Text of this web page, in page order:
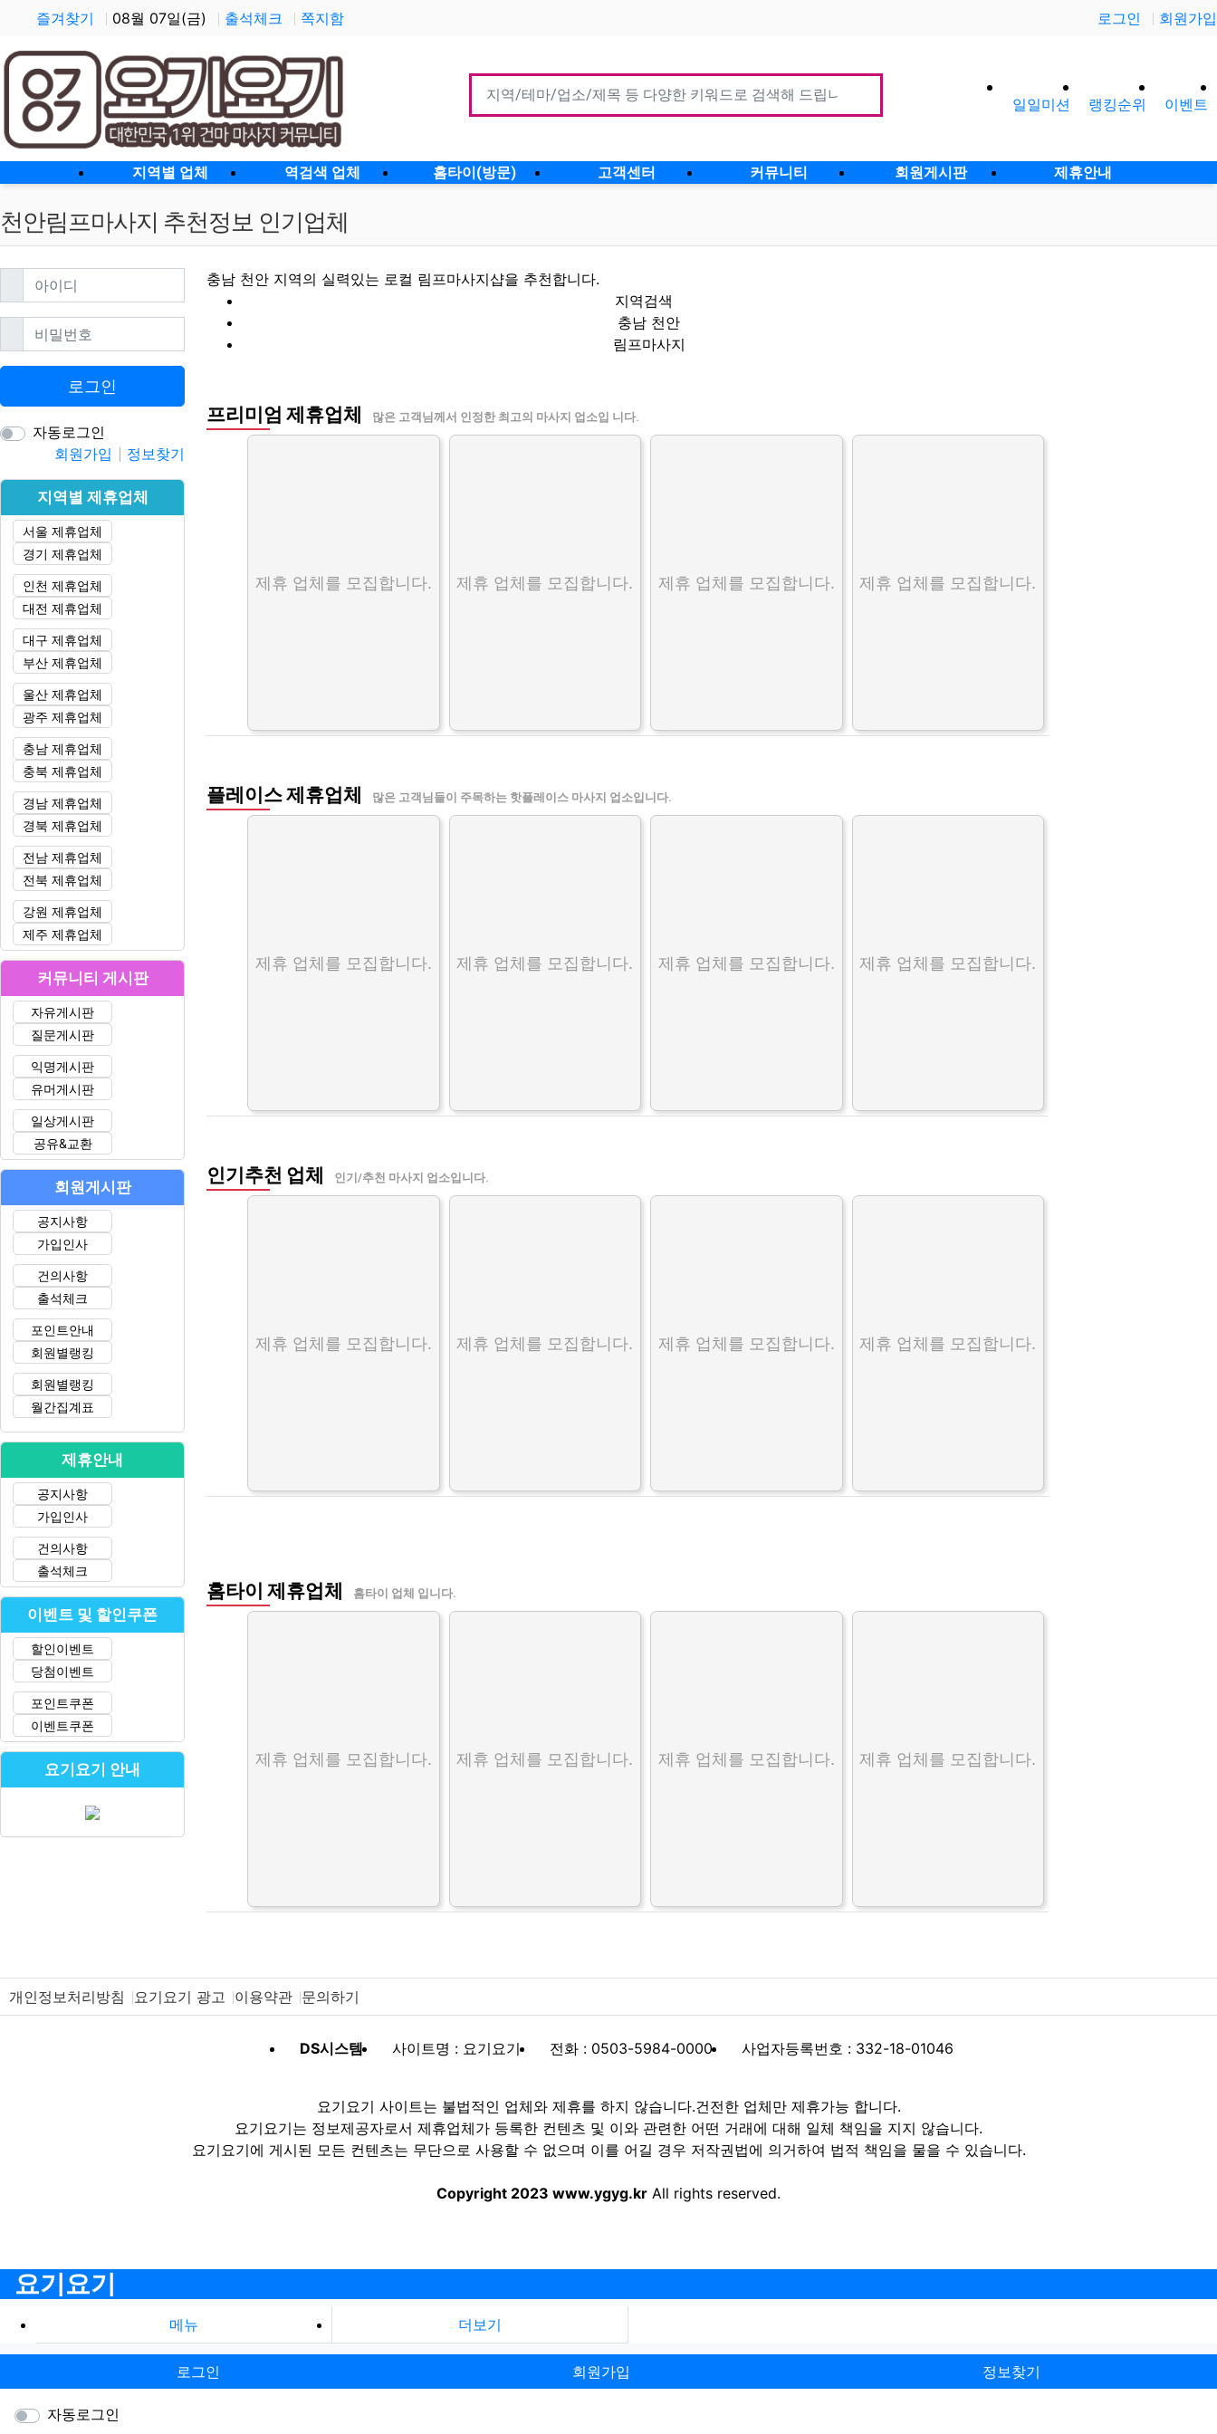
즐겨찾기 08월 07일(금) 출석체크 쪽지함 로그인 회원가입
일일미션 랭킹순위 이벤트
지역별 업체 역검색 업체 홈타이(방문) 고객센터 커뮤니티 회원게시판 제휴안내
천안림프마사지 추천정보 인기업체
충남 천안 지역의 실력있는 로컬 림프마사지샵을 추천합니다.
지역검색
충남 천안
림프마사지
프리미엄 제휴업체 많은 고객님께서 인정한 최고의 마사지 업소입 니다.
제휴 업체를 모집합니다. 제휴 업체를 모집합니다. 제휴 업체를 모집합니다. 제휴 업체를 모집합니다.
플레이스 제휴업체 많은 고객님들이 주목하는 핫플레이스 마사지 업소입니다.
제휴 업체를 모집합니다. 제휴 업체를 모집합니다. 제휴 업체를 모집합니다. 제휴 업체를 모집합니다.
인기추천 업체 인기/추천 마사지 업소입니다.
제휴 업체를 모집합니다. 제휴 업체를 모집합니다. 제휴 업체를 모집합니다. 제휴 업체를 모집합니다.
홈타이 제휴업체 홈타이 업체 입니다.
제휴 업체를 모집합니다. 제휴 업체를 모집합니다. 제휴 업체를 모집합니다. 제휴 업체를 모집합니다.
아이디필수
비밀번호필수
로그인
자동로그인
회원가입
정보찾기
지역별 제휴업체
서울 제휴업체
경기 제휴업체
인천 제휴업체
대전 제휴업체
대구 제휴업체
부산 제휴업체
울산 제휴업체
광주 제휴업체
충남 제휴업체
충북 제휴업체
경남 제휴업체
경북 제휴업체
전남 제휴업체
전북 제휴업체
강원 제휴업체
제주 제휴업체
커뮤니티 게시판
자유게시판
질문게시판
익명게시판
유머게시판
일상게시판
공유&교환
회원게시판
공지사항
가입인사
건의사항
출석체크
포인트안내
회원별랭킹
회원별랭킹
월간집계표
제휴안내
공지사항
가입인사
건의사항
출석체크
이벤트 및 할인쿠폰
할인이벤트
당첨이벤트
포인트쿠폰
이벤트쿠폰
요기요기 안내
개인정보처리방침 요기요기 광고 이용약관 문의하기
DS시스템 사이트명 : 요기요기 전화 : 0503-5984-0000 사업자등록번호 : 332-18-01046
요기요기 사이트는 불법적인 업체와 제휴를 하지 않습니다.건전한 업체만 제휴가능 합니다.
요기요기는 정보제공자로서 제휴업체가 등록한 컨텐츠 및 이와 관련한 어떤 거래에 대해 일체 책임을 지지 않습니다.
요기요기에 게시된 모든 컨텐츠는 무단으로 사용할 수 없으며 이를 어길 경우 저작권법에 의거하여 법적 책임을 물을 수 있습니다.
Copyright 2023 www.ygyg.kr All rights reserved.
요기요기
메뉴 더보기
로그인 회원가입 정보찾기
자동로그인